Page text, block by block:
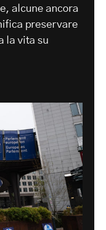
alcune ancora
preservare
la vita su